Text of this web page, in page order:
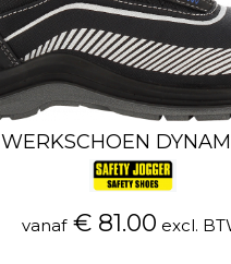
WERKSCHOEN
vanaf€ 81.00 excl.